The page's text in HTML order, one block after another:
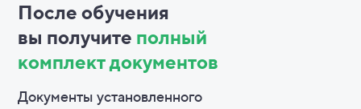
После обучения
вы получите полный
комплект документов
Документы установленного